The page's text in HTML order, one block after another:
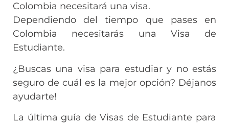
Colombia necesitará una visa.
Dependiendo del tiempo que pases en
Colombia necesitarás una Visa de
Estudiante.
¿Buscas una visa para estudiar y no estás
seguro de cuál es la mejor opción? Déjanos
ayudarte!
La última guía de Visas de Estudiante para